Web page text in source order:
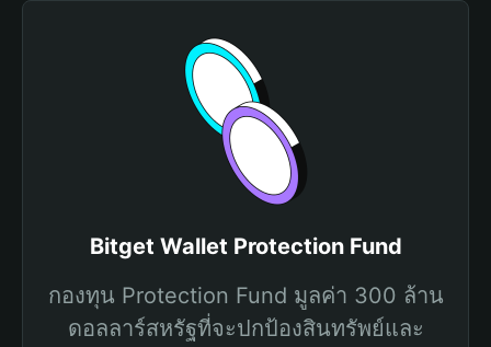
Bitget Wallet Protection Fund
กองทุน Protection Fund มูลค่า 300 ล้าน
ดอลลาร์สหรัฐที่จะปกป้องสินทรัพย์และ